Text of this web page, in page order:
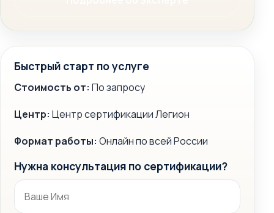
Быстрый старт по услуге
Стоимость от: По запросу
Центр: Центр сертификации Легион
Формат работы: Онлайн по всей России
Нужна консультация по сертификации?